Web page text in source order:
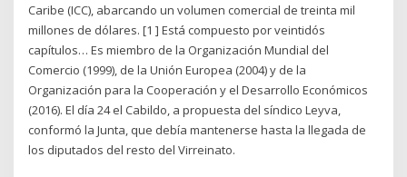
Caribe (ICC), abarcando un volumen comercial de treinta mil
millones de dólares. [1 ] Está compuesto por veintidós
capítulos… Es miembro de la Organización Mundial del
Comercio (1999), de la Unión Europea (2004) y de la
Organización para la Cooperación y el Desarrollo Económicos
(2016). El día 24 el Cabildo, a propuesta del síndico Leyva,
conformó la Junta, que debía mantenerse hasta la llegada de
los diputados del resto del Virreinato.